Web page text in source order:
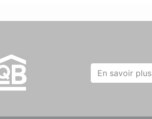
En savoir plus